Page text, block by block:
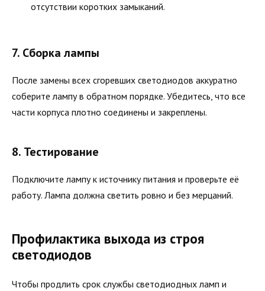
отсутствии коротких замыканий.
7. Сборка лампы
После замены всех сгоревших светодиодов аккуратно
соберите лампу в обратном порядке. Убедитесь, что все
части корпуса плотно соединены и закреплены.
8. Тестирование
Подключите лампу к источнику питания и проверьте её
работу. Лампа должна светить ровно и без мерцаний.
Профилактика выхода из строя
светодиодов
Чтобы продлить срок службы светодиодных ламп и